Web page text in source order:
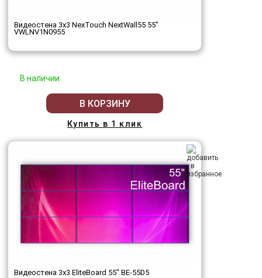
Видеостена 3x3 NexTouch NextWall55 55"
VWLNV1N0955
В наличии
В КОРЗИНУ
Купить в 1 клик
Видеостена 3x3 EliteBoard 55" BE-55D5